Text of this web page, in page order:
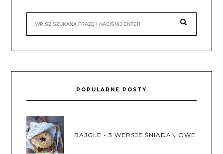
POPULARNE POSTY
BAJGLE - 3 WERSJE ŚNIADANIOWE